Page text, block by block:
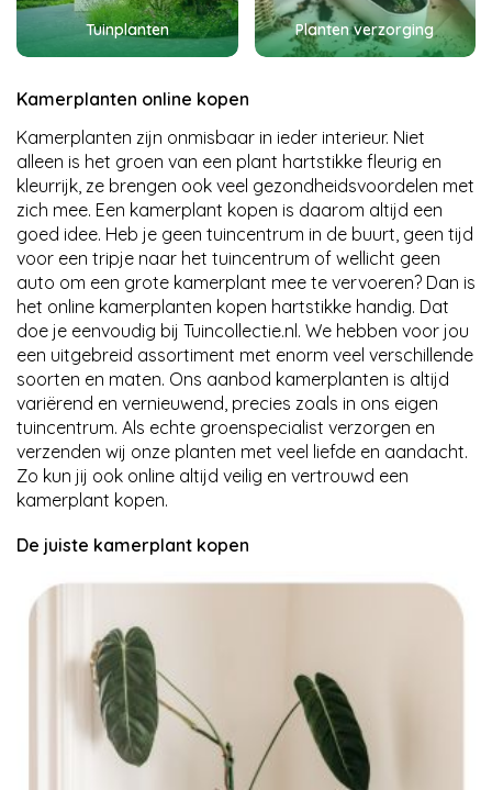
Tuinplanten Planten verzorging
Kamerplanten online kopen
Kamerplanten zijn onmisbaar in ieder interieur. Niet
alleen is het groen van een plant hartstikke fleurig en
kleurrijk, ze brengen ook veel gezondheidsvoordelen met
zich mee. Een kamerplant kopen is daarom altijd een
goed idee. Heb je geen tuincentrum in de buurt, geen tijd
voor een tripje naar het tuincentrum of wellicht geen
auto om een grote kamerplant mee te vervoeren? Dan is
het online kamerplanten kopen hartstikke handig. Dat
doe je eenvoudig bij Tuincollectie.nl. We hebben voor jou
een uitgebreid assortiment met enorm veel verschillende
soorten en maten. Ons aanbod kamerplanten is altijd
variërend en vernieuwend, precies zoals in ons eigen
tuincentrum. Als echte groenspecialist verzorgen en
verzenden wij onze planten met veel liefde en aandacht.
Zo kun jij ook online altijd veilig en vertrouwd een
kamerplant kopen.
De juiste kamerplant kopen